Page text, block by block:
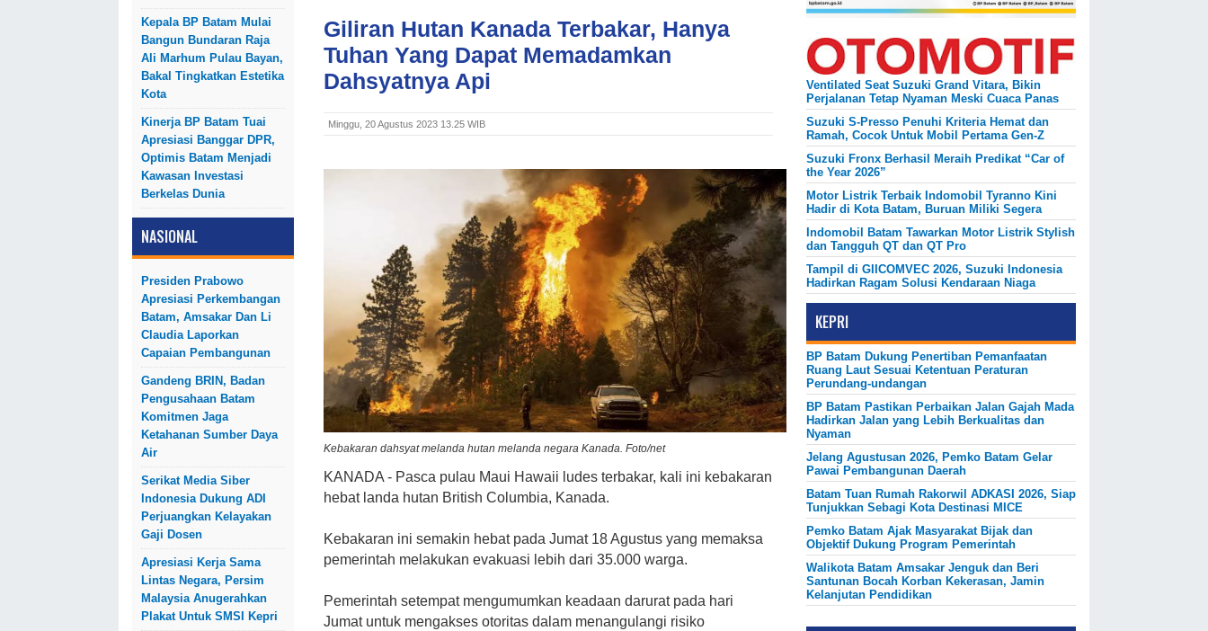
Kepala BP Batam Mulai
Bangun Bundaran Raja
Ali Marhum Pulau Bayan,
Bakal Tingkatkan Estetika
Kota
Kinerja BP Batam Tuai
Apresiasi Banggar DPR,
Optimis Batam Menjadi
Kawasan Investasi
Berkelas Dunia
NASIONAL
Presiden Prabowo
Apresiasi Perkembangan
Batam, Amsakar Dan Li
Claudia Laporkan
Capaian Pembangunan
Gandeng BRIN, Badan
Pengusahaan Batam
Komitmen Jaga
Ketahanan Sumber Daya
Air
Serikat Media Siber
Indonesia Dukung ADI
Perjuangkan Kelayakan
Gaji Dosen
Apresiasi Kerja Sama
Lintas Negara, Persim
Malaysia Anugerahkan
Plakat Untuk SMSI Kepri
Giliran Hutan Kanada Terbakar, Hanya
Tuhan Yang Dapat Memadamkan
Dahsyatnya Api
Minggu, 20 Agustus 2023 13.25 WIB
Kebakaran dahsyat melanda hutan melanda negara Kanada. Foto/net
KANADA - Pasca pulau Maui Hawaii ludes terbakar, kali ini kebakaran
hebat landa hutan British Columbia, Kanada.
Kebakaran ini semakin hebat pada Jumat 18 Agustus yang memaksa
pemerintah melakukan evakuasi lebih dari 35.000 warga.
Pemerintah setempat mengumumkan keadaan darurat pada hari
Jumat untuk mengakses otoritas dalam menangulangi risiko
Ventilated Seat Suzuki Grand Vitara, Bikin
Perjalanan Tetap Nyaman Meski Cuaca Panas
Suzuki S-Presso Penuhi Kriteria Hemat dan
Ramah, Cocok Untuk Mobil Pertama Gen-Z
Suzuki Fronx Berhasil Meraih Predikat “Car of
the Year 2026”
Motor Listrik Terbaik Indomobil Tyranno Kini
Hadir di Kota Batam, Buruan Miliki Segera
Indomobil Batam Tawarkan Motor Listrik Stylish
dan Tangguh QT dan QT Pro
Tampil di GIICOMVEC 2026, Suzuki Indonesia
Hadirkan Ragam Solusi Kendaraan Niaga
KEPRI
BP Batam Dukung Penertiban Pemanfaatan
Ruang Laut Sesuai Ketentuan Peraturan
Perundang-undangan
BP Batam Pastikan Perbaikan Jalan Gajah Mada
Hadirkan Jalan yang Lebih Berkualitas dan
Nyaman
Jelang Agustusan 2026, Pemko Batam Gelar
Pawai Pembangunan Daerah
Batam Tuan Rumah Rakorwil ADKASI 2026, Siap
Tunjukkan Sebagi Kota Destinasi MICE
Pemko Batam Ajak Masyarakat Bijak dan
Objektif Dukung Program Pemerintah
Walikota Batam Amsakar Jenguk dan Beri
Santunan Bocah Korban Kekerasan, Jamin
Kelanjutan Pendidikan